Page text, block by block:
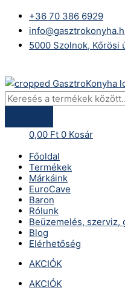
content
+36 70 386 6929
5000 Szolnok, Kőrösi
search
0,00 Ft 0 Kosár
Főoldal
Termékek
Márkáink
EuroCave
Baron
Rólunk
Beüzemelés, szerviz,
Blog
Elérhetőség
AKCIÓK
AKCIÓK
prémium
pakk,
S-
modellhez
mennyiség